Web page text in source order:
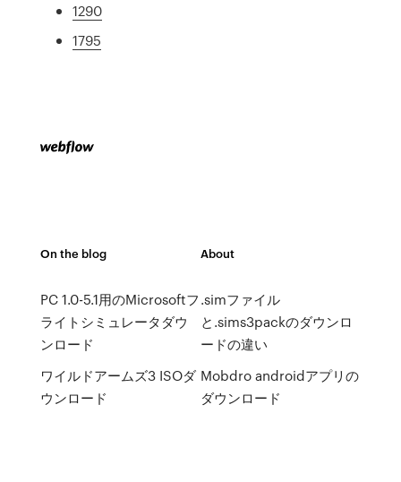
1290
1795
On the blog
PC 1.0-5.1用のMicrosoftフ
ライトシミュレータダウ
ンロード
ワイルドアームズ3 ISOダ
ウンロード
About
.simファイル
と.sims3packのダウンロ
ードの違い
Mobdro androidアプリの
ダウンロード